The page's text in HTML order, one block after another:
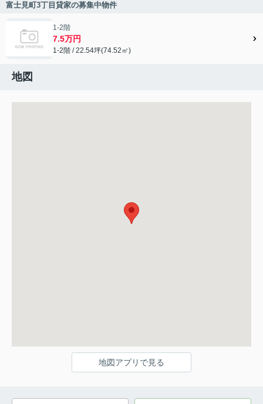
富士見町3丁目貸家の募集中物件
1-2階
7.5万円
1-2階 / 22.54坪(74.52㎡)
地図
地図アプリで見る